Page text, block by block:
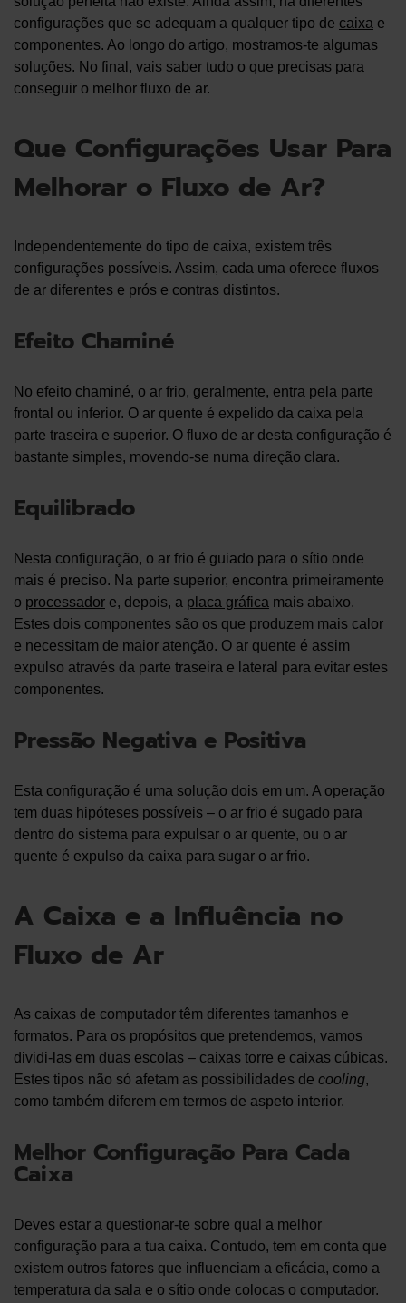
configurações que se adequam a qualquer tipo de caixa e
componentes. Ao longo do artigo, mostramos-te algumas
soluções. No final, vais saber tudo o que precisas para
conseguir o melhor fluxo de ar.
Que Configurações Usar Para
Melhorar o Fluxo de Ar?
Independentemente do tipo de caixa, existem três
configurações possíveis. Assim, cada uma oferece fluxos
de ar diferentes e prós e contras distintos.
Efeito Chaminé
No efeito chaminé, o ar frio, geralmente, entra pela parte
frontal ou inferior. O ar quente é expelido da caixa pela
parte traseira e superior. O fluxo de ar desta configuração é
bastante simples, movendo-se numa direção clara.
Equilibrado
Nesta configuração, o ar frio é guiado para o sítio onde
mais é preciso. Na parte superior, encontra primeiramente
o processador e, depois, a placa gráfica mais abaixo.
Estes dois componentes são os que produzem mais calor
e necessitam de maior atenção. O ar quente é assim
expulso através da parte traseira e lateral para evitar estes
componentes.
Pressão Negativa e Positiva
Esta configuração é uma solução dois em um. A operação
tem duas hipóteses possíveis – o ar frio é sugado para
dentro do sistema para expulsar o ar quente, ou o ar
quente é expulso da caixa para sugar o ar frio.
A Caixa e a Influência no
Fluxo de Ar
As caixas de computador têm diferentes tamanhos e
formatos. Para os propósitos que pretendemos, vamos
dividi-las em duas escolas – caixas torre e caixas cúbicas.
Estes tipos não só afetam as possibilidades de cooling,
como também diferem em termos de aspeto interior.
Melhor Configuração Para Cada
Caixa
Deves estar a questionar-te sobre qual a melhor
configuração para a tua caixa. Contudo, tem em conta que
existem outros fatores que influenciam a eficácia, como a
temperatura da sala e o sítio onde colocas o computador.